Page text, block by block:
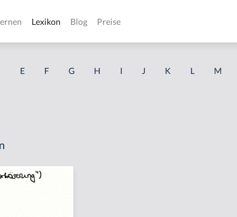
Lexikon Blog Preise
E F G H I J K L M